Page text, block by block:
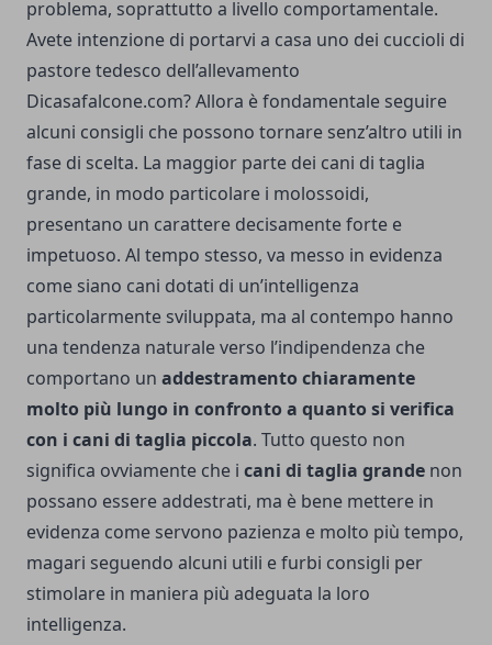
problema, soprattutto a livello comportamentale.
Avete intenzione di portarvi a casa uno dei cuccioli di
pastore tedesco dell’allevamento
Dicasafalcone.com? Allora è fondamentale seguire
alcuni consigli che possono tornare senz’altro utili in
fase di scelta. La maggior parte dei cani di taglia
grande, in modo particolare i molossoidi,
presentano un carattere decisamente forte e
impetuoso. Al tempo stesso, va messo in evidenza
come siano cani dotati di un’intelligenza
particolarmente sviluppata, ma al contempo hanno
una tendenza naturale verso l’indipendenza che
comportano un addestramento chiaramente
molto più lungo in confronto a quanto si verifica
con i cani di taglia piccola. Tutto questo non
significa ovviamente che i cani di taglia grande non
possano essere addestrati, ma è bene mettere in
evidenza come servono pazienza e molto più tempo,
magari seguendo alcuni utili e furbi consigli per
stimolare in maniera più adeguata la loro
intelligenza.